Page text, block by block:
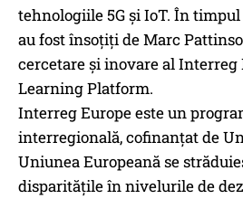
tehnologiile 5G și IoT. În
au fost însoțiți de Marc
cercetare și inovare al Interreg
Learning Platform.
Interreg Europe este un
interregională, cofinanțat de
Uniunea Europeană se
disparitățile în nivelurile de